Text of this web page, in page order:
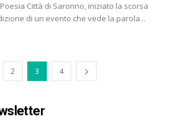
Città di Saronno, iniziato la scorsa
di un evento che vede la parola...
2 3 4